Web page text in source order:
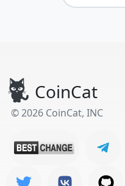
CoinCat
© 2026 CoinCat, INC